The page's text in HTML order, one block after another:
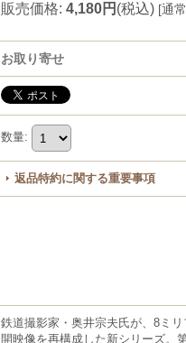
販売価格: 4,180円 (税込) [通
お取り寄せ
数量:
返品特約に関する重要事項
鉄道撮影家・奥井宗夫氏が、8ミ
開映像を再構成した新シリーズ。